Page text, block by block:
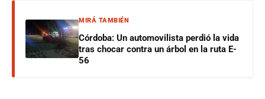
MIRÁ TAMBIÉN
Córdoba: Un automovilista perdió la vida
tras chocar contra un árbol en la ruta E-
56